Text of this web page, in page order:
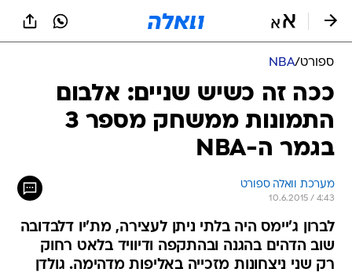
ספורט/
NBA
ככה זה כשיש שניים: אלבום
התמונות ממשחק מספר 3
בגמר ה-NBA
מערכת וואלה ספורט
10.6.2015 / 4:43
לברון ג'יימס היה בלתי ניתן לעצירה, מת'יו דלבדובה
שוב הדהים בהגנה ובהתקפה ודיוויד בלאט רחוק
רק שני ניצחונות מזכייה באליפות מדהימה. גולדן